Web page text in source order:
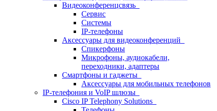
Видеоконференцсвязь
Сервис
Системы
IP-телефоны
Аксессуары для видеоконференций
Спикерфоны
Микрофоны, аудиокабели,
переходники, адаптеры
Смартфоны и гаджеты
Аксессуары для мобильных телефонов
IP-телефония и VoIP шлюзы
Cisco IP Telephony Solutions